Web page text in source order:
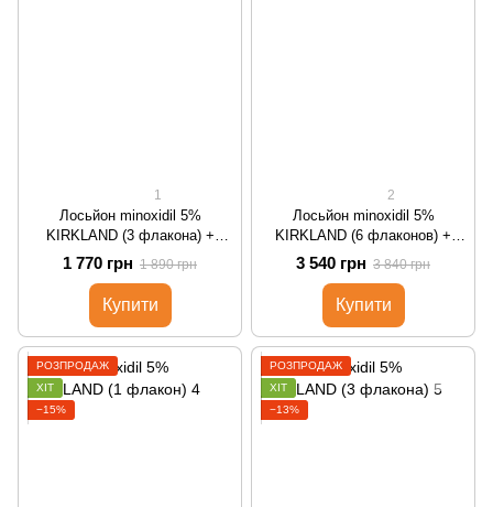
1
Лосьйон minoxidil 5%
KIRKLAND (3 флакона) +
1 770 грн 1 890 грн
Купити
2
Лосьйон minoxidil 5%
KIRKLAND (6 флаконов) +
3 540 грн 3 840 грн
Купити
РОЗПРОДАЖ
ХІТ
−15%
РОЗПРОДАЖ
ХІТ
−13%